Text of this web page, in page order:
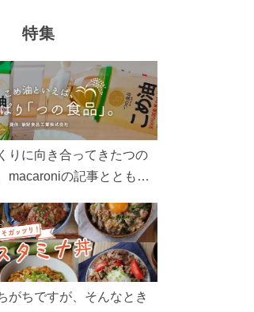
特集
りに向き合ってきたつの
macaroniの記事とともに
品質へのこだわりまで。
好きになるコンテンツを
ださい。
がちですが、そんなとき